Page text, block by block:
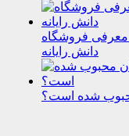
معرفی فروشگاه
دانش رایانه
شده است؟